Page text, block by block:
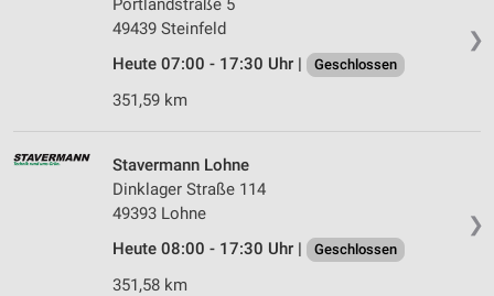
❯
Portlandstraße 5
49439 Steinfeld
Heute 07:00 - 17:30 Uhr |
Geschlossen
351,59 km
❯
Stavermann Lohne
Dinklager Straße 114
49393 Lohne
Heute 08:00 - 17:30 Uhr |
Geschlossen
351,58 km